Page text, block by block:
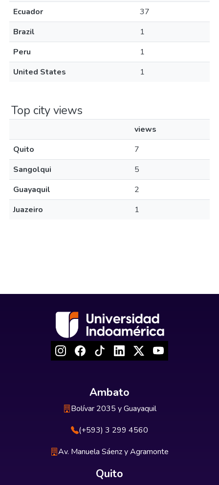
Ecuador
37
Brazil
1
Peru
1
United States
1
Top city views
views
Quito
7
Sangolqui
5
Guayaquil
2
Juazeiro
1
Ambato
Bolívar 2035 y Guayaquil
(+593) 3 299 4560
Av. Manuela Sáenz y Agramonte
Quito